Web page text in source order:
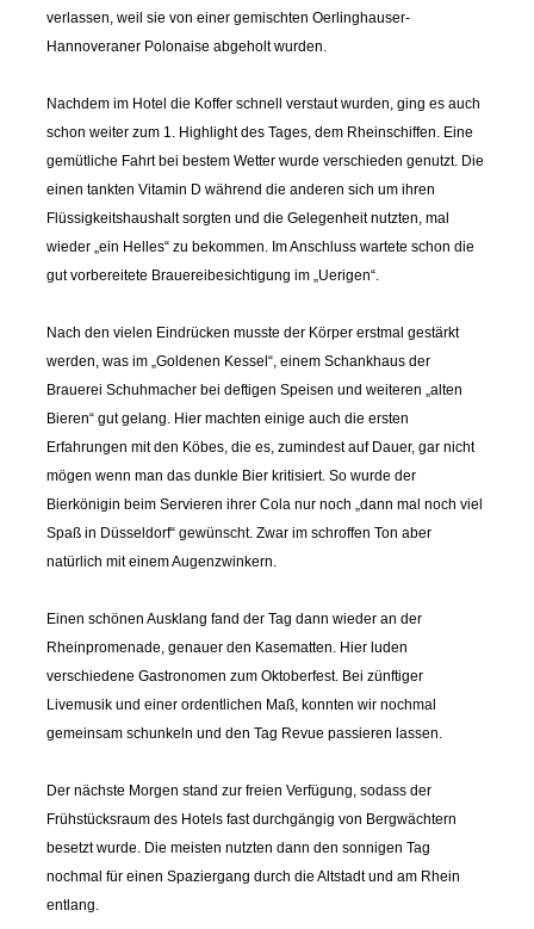
verlassen, weil sie von einer gemischten Oerlinghauser-
Hannoveraner Polonaise abgeholt wurden.
Nachdem im Hotel die Koffer schnell verstaut wurden, ging es auch
schon weiter zum 1. Highlight des Tages, dem Rheinschiffen. Eine
gemütliche Fahrt bei bestem Wetter wurde verschieden genutzt. Die
einen tankten Vitamin D während die anderen sich um ihren
Flüssigkeitshaushalt sorgten und die Gelegenheit nutzten, mal
wieder „ein Helles“ zu bekommen. Im Anschluss wartete schon die
gut vorbereitete Brauereibesichtigung im „Uerigen“.
Nach den vielen Eindrücken musste der Körper erstmal gestärkt
werden, was im „Goldenen Kessel“, einem Schankhaus der
Brauerei Schuhmacher bei deftigen Speisen und weiteren „alten
Bieren“ gut gelang. Hier machten einige auch die ersten
Erfahrungen mit den Köbes, die es, zumindest auf Dauer, gar nicht
mögen wenn man das dunkle Bier kritisiert. So wurde der
Bierkönigin beim Servieren ihrer Cola nur noch „dann mal noch viel
Spaß in Düsseldorf“ gewünscht. Zwar im schroffen Ton aber
natürlich mit einem Augenzwinkern.
Einen schönen Ausklang fand der Tag dann wieder an der
Rheinpromenade, genauer den Kasematten. Hier luden
verschiedene Gastronomen zum Oktoberfest. Bei zünftiger
Livemusik und einer ordentlichen Maß, konnten wir nochmal
gemeinsam schunkeln und den Tag Revue passieren lassen.
Der nächste Morgen stand zur freien Verfügung, sodass der
Frühstücksraum des Hotels fast durchgängig von Bergwächtern
besetzt wurde. Die meisten nutzten dann den sonnigen Tag
nochmal für einen Spaziergang durch die Altstadt und am Rhein
entlang.